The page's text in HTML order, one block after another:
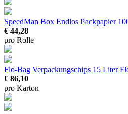
SpeedMan Box Endlos Packpapier
€ 44,28
pro Rolle
Flo-Bag Verpackungschips 15 Liter
€ 86,10
pro Karton